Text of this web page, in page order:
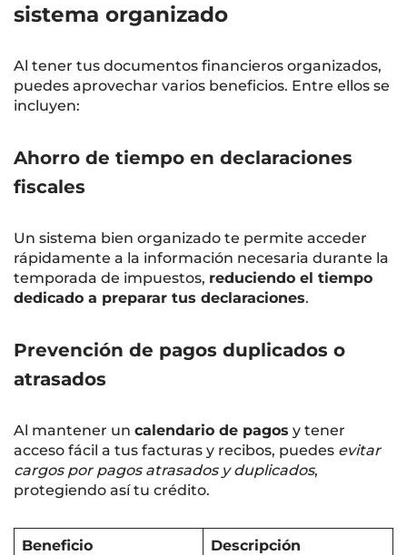
sistema organizado
Al tener tus documentos financieros organizados,
puedes aprovechar varios beneficios. Entre ellos se
incluyen:
Ahorro de tiempo en declaraciones
fiscales
Un sistema bien organizado te permite acceder
rápidamente a la información necesaria durante la
temporada de impuestos, reduciendo el tiempo
dedicado a preparar tus declaraciones.
Prevención de pagos duplicados o
atrasados
Al mantener un calendario de pagos y tener
acceso fácil a tus facturas y recibos, puedes evitar
cargos por pagos atrasados y duplicados,
protegiendo así tu crédito.
Beneficio Descripción